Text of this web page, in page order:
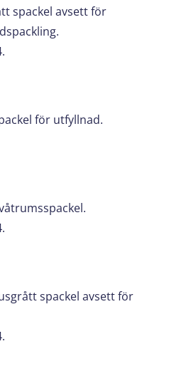
spackel avsett för
för utfyllnad.
spackel avsett för